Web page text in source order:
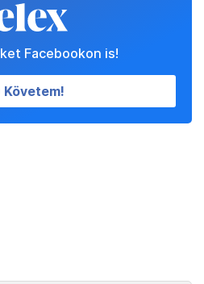
Facebookon is!
Követem!